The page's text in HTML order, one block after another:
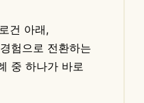
건 아래,
험으로 전환하는
중 하나가 바로